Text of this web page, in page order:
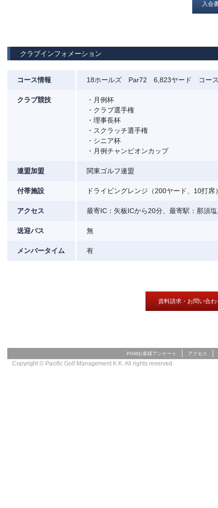
入会
クラブインフォメーション
コース情報 18ホールズ Par72 6,823ヤード コース
クラブ競技
・月例杯
・クラブ選手権
・理事長杯
・スクラッチ選手権
・シニア杯
・月例チャンピオンカップ
連盟加盟 関東ゴルフ連盟
付帯施設 ドライビングレンジ（200ヤード、10打席
アクセス 最寄IC：矢板ICから20分、最寄駅：那須
送迎バス 無
メンバータイム 有
資料請求・お問い合わ
PGMお客様アンケート アクセス
Copyright © Pacific Golf Management K.K. All rights reserved.